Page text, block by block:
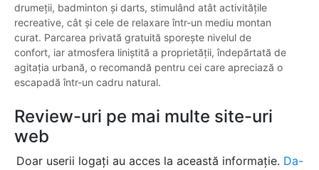
drumeții, badminton și darts, stimulând atât activitățile
recreative, cât și cele de relaxare într-un mediu montan
curat. Parcarea privată gratuită sporește nivelul de
confort, iar atmosfera liniștită a proprietății, îndepărtată de
agitația urbană, o recomandă pentru cei care apreciază o
escapadă într-un cadru natural.
Review-uri pe mai multe site-uri
web
Doar userii logați au acces la această informație. Da-